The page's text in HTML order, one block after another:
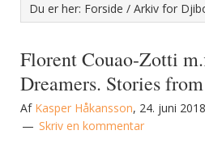
Du er her: Forside / Arkiv for
Florent Couao-Zotti
Dreamers. Stories
Af Kasper Håkansson, 24. juni 2018
Skriv en kommentar